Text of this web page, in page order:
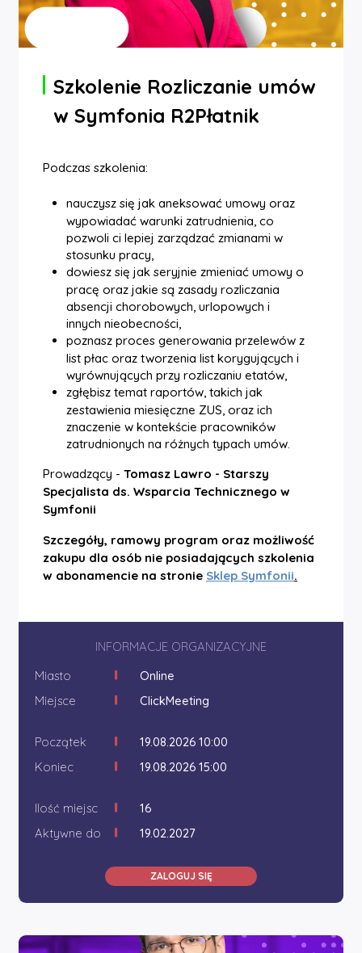
Szkolenie Rozliczanie umów
w Symfonia R2Płatnik
Podczas szkolenia:
nauczysz się jak aneksować umowy oraz
wypowiadać warunki zatrudnienia, co
pozwoli ci lepiej zarządzać zmianami w
stosunku pracy,
dowiesz się jak seryjnie zmieniać umowy o
pracę oraz jakie są zasady rozliczania
absencji chorobowych, urlopowych i
innych nieobecności,
poznasz proces generowania przelewów z
list płac oraz tworzenia list korygujących i
wyrównujących przy rozliczaniu etatów,
zgłębisz temat raportów, takich jak
zestawienia miesięczne ZUS, oraz ich
znaczenie w kontekście pracowników
zatrudnionych na różnych typach umów.
Prowadzący - Tomasz Lawro - Starszy
Specjalista ds. Wsparcia Technicznego w
Symfonii
Szczegóły, ramowy program oraz możliwość
zakupu dla osób nie posiadających szkolenia
w abonamencie na stronie Sklep Symfonii.
INFORMACJE ORGANIZACYJNE
Miasto
Online
Miejsce
ClickMeeting
Początek
19.08.2026 10:00
Koniec
19.08.2026 15:00
Ilość miejsc
16
Aktywne do
19.02.2027
ZALOGUJ SIĘ